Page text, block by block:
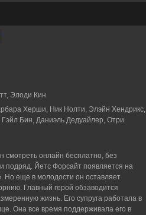
Элоди Кин
Херши, Ник Нолти, Элэйн Хендрикс,
Бин, Даниэль Дедуайлер, Отри
онлайн бесплатно, без
подряд. Йетс Форсайт появляется на
Но еще в молодости он оставляет
Главный герой обзаводится
жизнь. Его супруга работала в
Она все время поддерживала его в